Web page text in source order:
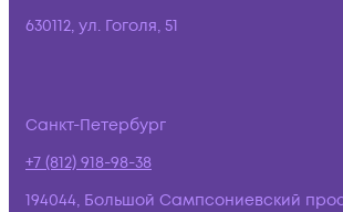
630112, ул. Гоголя, 51
Санкт-Петербург
+7 (812) 918-98-38
194044, Большой Сампсониевский